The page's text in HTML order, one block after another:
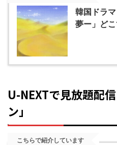
韓国ドラ
夢ー」ど
U-NEXTで見放題配
ン」
こちらで紹介しています